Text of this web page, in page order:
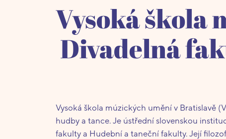
Vysoká škola
Divadelná
Vysoká škola múzických umění v Bratislavě
hudby a tance. Je ústřední slovenskou
fakulty a Hudební a taneční fakulty. Její